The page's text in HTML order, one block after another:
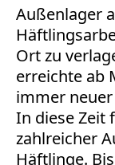
Außenlager
Ort zu
erreichte ab
immer
In diese Zeit
zahlreicher
Häftlinge.